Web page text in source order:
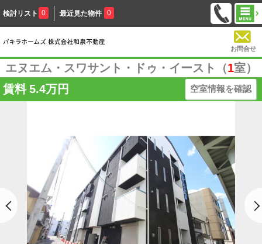
検討リスト 0 最近見た物件 0
お問合せ
エヌエム・スワサント・ドゥ・イースト（1室）
賃料 5.4万円 空室情報を確認